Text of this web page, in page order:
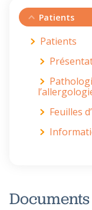
Patients
Patients
Feuilles
Documents